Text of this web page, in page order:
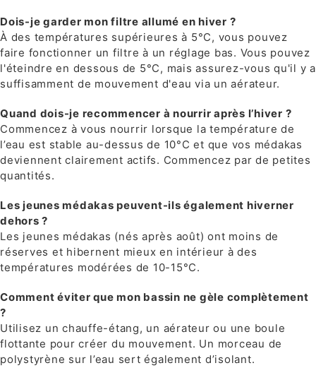
Dois-je garder mon filtre allumé en hiver ?
À des températures supérieures à 5°C, vous pouvez
faire fonctionner un filtre à un réglage bas. Vous pouvez
l'éteindre en dessous de 5°C, mais assurez-vous qu'il y a
suffisamment de mouvement d'eau via un aérateur.
Quand dois-je recommencer à nourrir après l’hiver ?
Commencez à vous nourrir lorsque la température de
l’eau est stable au-dessus de 10°C et que vos médakas
deviennent clairement actifs. Commencez par de petites
quantités.
Les jeunes médakas peuvent-ils également hiverner
dehors ?
Les jeunes médakas (nés après août) ont moins de
réserves et hibernent mieux en intérieur à des
températures modérées de 10-15°C.
Comment éviter que mon bassin ne gèle complètement
?
Utilisez un chauffe-étang, un aérateur ou une boule
flottante pour créer du mouvement. Un morceau de
polystyrène sur l’eau sert également d’isolant.